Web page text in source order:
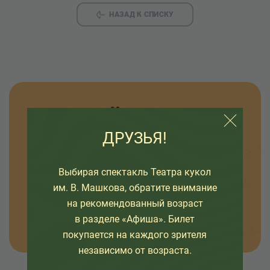
НАЗАД К СПИСКУ
Узнавайте новости
Оставьте свой емайл, чтобы узнавать первыми
интересных событиях в жизни театра.
ОТПРАВИТЬ
ДРУЗЬЯ!
Выбирая спектакль Театра кукол
им. В. Машкова, обратите внимание
на рекомендованный возраст
в разделе «Афиша». Билет
покупается на каждого зрителя
независимо от возраста.